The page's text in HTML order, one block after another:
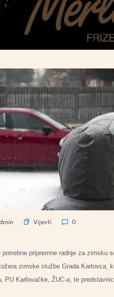
Vijesti 0
potrebne pripremne radnje za zimsku
zimske službe Grada
PU Karlovačke, ŽUC-a, te